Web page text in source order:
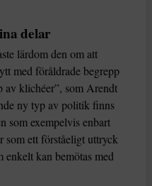
delar
lärdom den om att
med föråldrade begrepp
av klichéer”, som Arendt
ny typ av politik finns
som exempelvis enbart
som ett förståeligt uttryck
kan bemötas med